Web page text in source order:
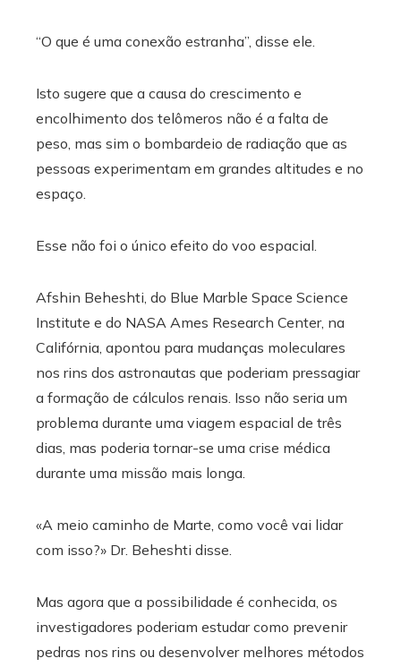
“O que é uma conexão estranha”, disse ele.
Isto sugere que a causa do crescimento e
encolhimento dos telômeros não é a falta de
peso, mas sim o bombardeio de radiação que as
pessoas experimentam em grandes altitudes e no
espaço.
Esse não foi o único efeito do voo espacial.
Afshin Beheshti, do Blue Marble Space Science
Institute e do NASA Ames Research Center, na
Califórnia, apontou para mudanças moleculares
nos rins dos astronautas que poderiam pressagiar
a formação de cálculos renais. Isso não seria um
problema durante uma viagem espacial de três
dias, mas poderia tornar-se uma crise médica
durante uma missão mais longa.
«A meio caminho de Marte, como você vai lidar
com isso?» Dr. Beheshti disse.
Mas agora que a possibilidade é conhecida, os
investigadores poderiam estudar como prevenir
pedras nos rins ou desenvolver melhores métodos